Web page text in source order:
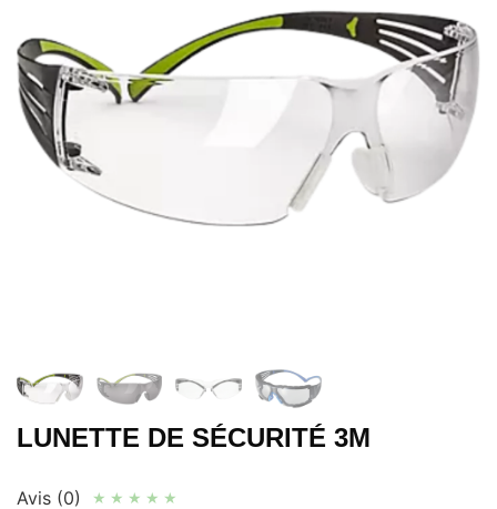
LUNETTE DE SÉCURITÉ 3M
Avis (0) ★ ★ ★ ★ ★